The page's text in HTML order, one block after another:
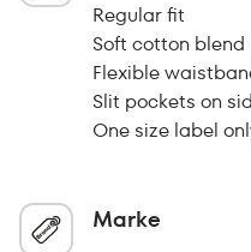
Regular fit
Soft cotton blend
Flexible
Slit pockets on
One size label
Marke